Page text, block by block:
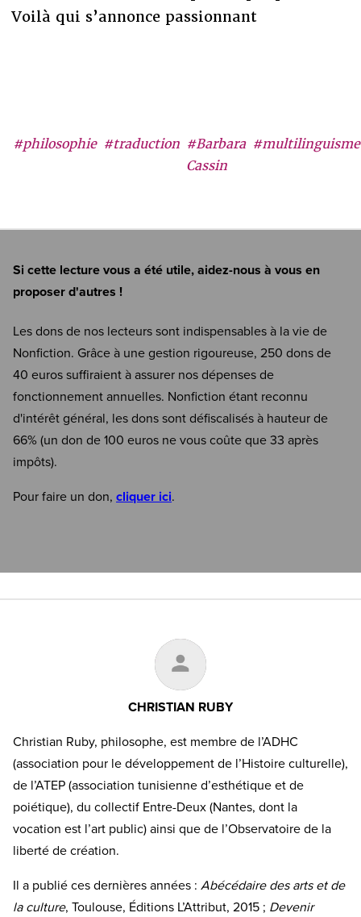
#philosophie #traduction #Barbara
Cassin
#multilinguisme
Voilà qui s’annonce passionnant
Si cette lecture vous a été utile, aidez-nous à vous en
proposer d'autres !
Les dons de nos lecteurs sont indispensables à la vie de
Nonfiction. Grâce à une gestion rigoureuse, 250 dons de
40 euros suffiraient à assurer nos dépenses de
fonctionnement annuelles. Nonfiction étant reconnu
d'intérêt général, les dons sont défiscalisés à hauteur de
66% (un don de 100 euros ne vous coûte que 33 après
impôts).
Pour faire un don, cliquer ici.
CHRISTIAN RUBY
Christian Ruby, philosophe, est membre de l’ADHC
(association pour le développement de l’Histoire culturelle),
de l’ATEP (association tunisienne d’esthétique et de
poiétique), du collectif Entre-Deux (Nantes, dont la
vocation est l’art public) ainsi que de l’Observatoire de la
liberté de création.
Il a publié ces dernières années : Abécédaire des arts et de
la culture, Toulouse, Éditions L’Attribut, 2015 ; Devenir